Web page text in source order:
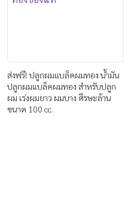
ส่งฟรี! ปลูกผมแบล็คผมทอง น้ำมัน
ปลูกผมแบล็คผมทอง สำหรับปลูก
ผม เร่งผมยาว ผมบาง ศีรษะล้าน
ขนาด 100 cc.